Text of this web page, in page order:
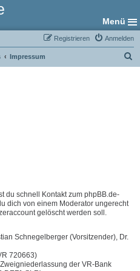
Menü
Anmelden
Registrieren
Impressum
du schnell Kontakt zum phpBB.de-
dich von einem Moderator ungerecht
gelöscht werden soll.
Schnegelberger (Vorsitzender), Dr.
720663)
der VR-Bank